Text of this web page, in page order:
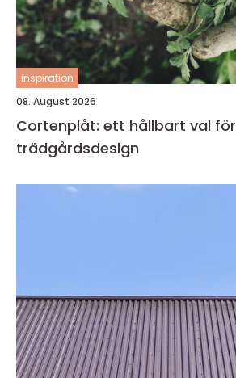
inspiration
08. August 2026
Cortenplåt: ett hållbart val för
trädgårdsdesign